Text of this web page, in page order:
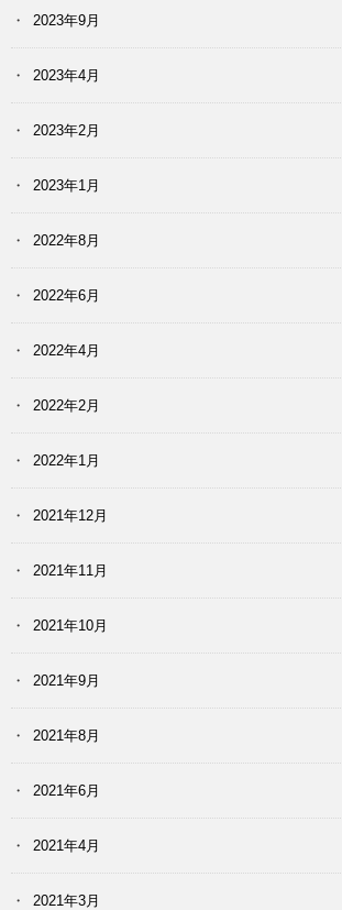
2023年9月
2023年4月
2023年2月
2023年1月
2022年8月
2022年6月
2022年4月
2022年2月
2022年1月
2021年12月
2021年11月
2021年10月
2021年9月
2021年8月
2021年6月
2021年4月
2021年3月